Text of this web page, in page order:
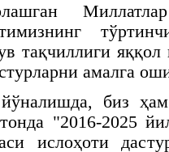
тақчиллиги
амалга
биз
"2016-2025
ислоҳоти